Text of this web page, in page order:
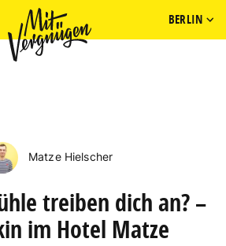
BERLIN
Matze Hielscher
treiben dich an? –
im Hotel Matze